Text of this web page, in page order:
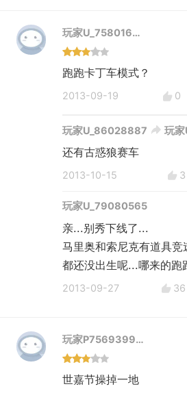
玩家U_758016…
跑跑卡丁车模式？
2013-09-19 0
玩家U_86028887 玩
还有古惑狼赛车
2013-10-15 3
玩家U_79080565
亲...别秀下线了...
马里奥和索尼克有道具
都还没出生呢...哪来的跑
2013-09-27 36
玩家P7569399…
世嘉节操掉一地